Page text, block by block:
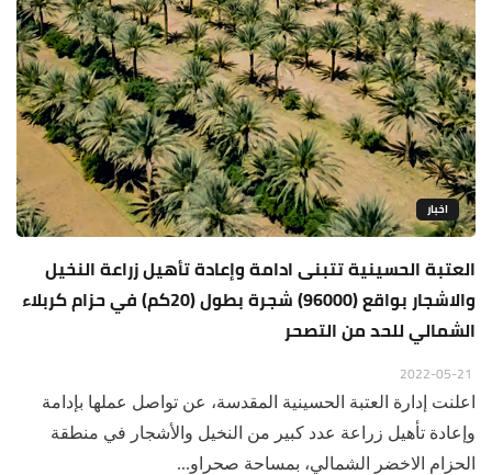
اخبار
العتبة الحسينية تتبنى ادامة وإعادة تأهيل زراعة النخيل
والاشجار بواقع (96000) شجرة بطول (20كم) في حزام كربلاء
الشمالي للحد من التصحر
اعلنت إدارة العتبة الحسينية المقدسة، عن تواصل عملها بإدامة
وإعادة تأهيل زراعة عدد كبير من النخيل والأشجار في منطقة
الحزام الاخضر الشمالي، بمساحة صحراو...